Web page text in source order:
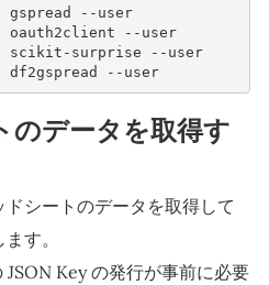
--user
oauth2client --user
scikit-surprise --user
--user
のデータを取得す
シートのデータを取得して
す。
Key の発行が事前に必要